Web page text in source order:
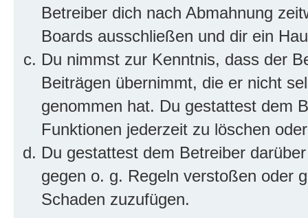
Betreiber dich nach Abmahnung
Boards ausschließen und dir ein
Du nimmst zur Kenntnis, dass der
Beiträgen übernimmt, die er nicht
genommen hat. Du gestattest dem
Funktionen jederzeit zu löschen
Du gestattest dem Betreiber
gegen o. g. Regeln verstoßen oder
Schaden zuzufügen.